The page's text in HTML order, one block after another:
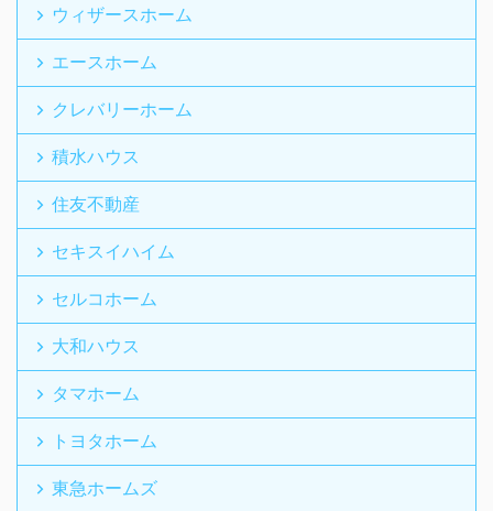
ウィザースホーム
エースホーム
クレバリーホーム
積水ハウス
住友不動産
セキスイハイム
セルコホーム
大和ハウス
タマホーム
トヨタホーム
東急ホームズ